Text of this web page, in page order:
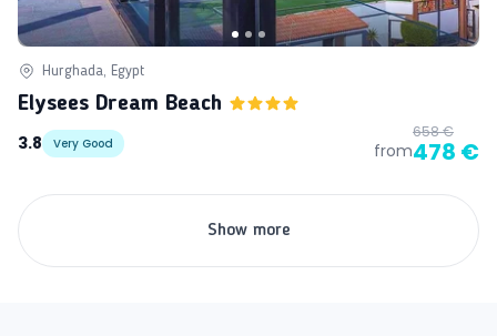
Hurghada, Egypt
Elysees Dream Beach
3.8
Very Good from
658 €
478 €
Show more